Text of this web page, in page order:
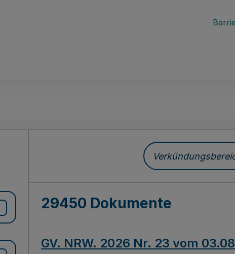
Verkündungsbereich
29450 Dokumente
GV. NRW. 2026 Nr. 23 vom